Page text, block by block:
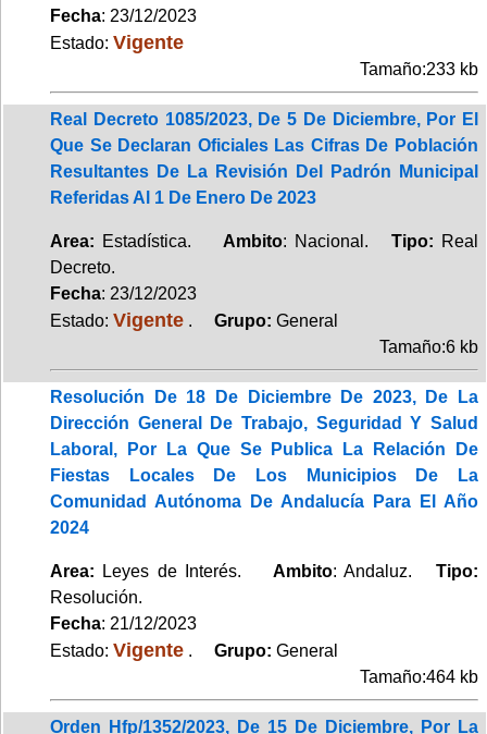
Fecha: 23/12/2023
Estado: Vigente
Tamaño:233 kb
Real Decreto 1085/2023, De 5 De Diciembre, Por El
Que Se Declaran Oficiales Las Cifras De Población
Resultantes De La Revisión Del Padrón Municipal
Referidas Al 1 De Enero De 2023
Area: Estadística. Ambito: Nacional. Tipo: Real
Decreto.
Fecha: 23/12/2023
Estado: Vigente . Grupo: General
Tamaño:6 kb
Resolución De 18 De Diciembre De 2023, De La
Dirección General De Trabajo, Seguridad Y Salud
Laboral, Por La Que Se Publica La Relación De
Fiestas Locales De Los Municipios De La
Comunidad Autónoma De Andalucía Para El Año
2024
Area: Leyes de Interés. Ambito: Andaluz.Tipo:
Resolución.
Fecha: 21/12/2023
Estado: Vigente . Grupo: General
Tamaño:464 kb
Orden Hfp/1352/2023, De 15 De Diciembre, Por La